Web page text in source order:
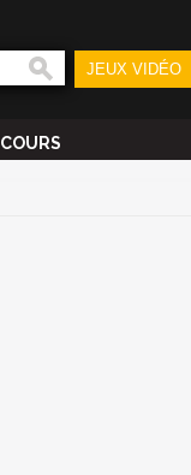
JEUX VIDÉO